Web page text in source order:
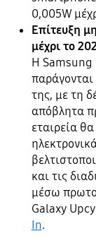
0,005W
Επίτευξη
μέχρι το
Η Samsung
της, με τη
απόβλητα
εταιρεία
και τις
μέσω
Galaxy
In.